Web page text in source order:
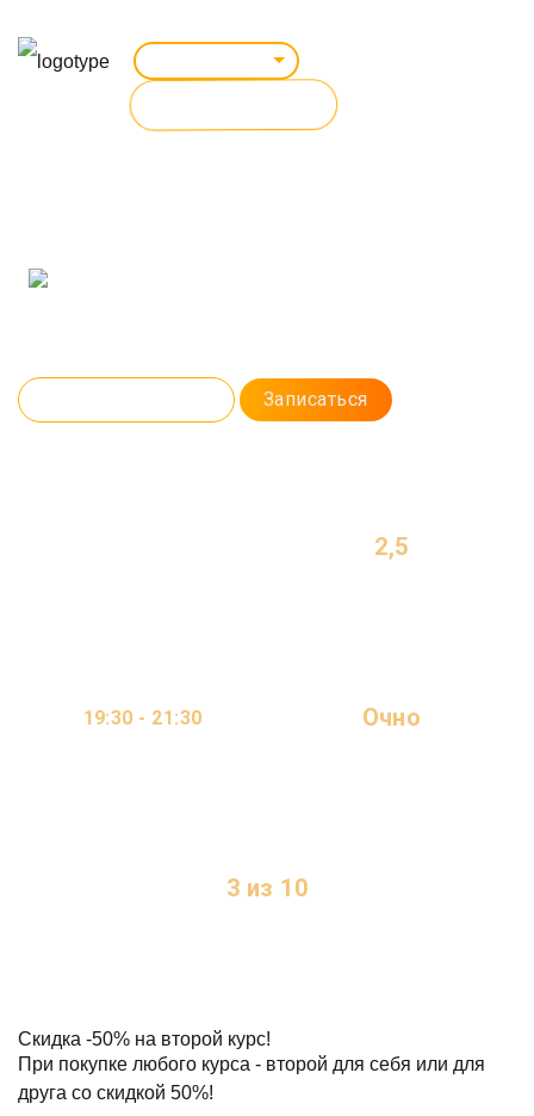
Курс: очно / online
Записаться
2,5
19:30 - 21:30
Очно
3 из 10
Скидка -50% на второй курс!
При покупке любого курса - второй для себя или для
друга со скидкой 50%!